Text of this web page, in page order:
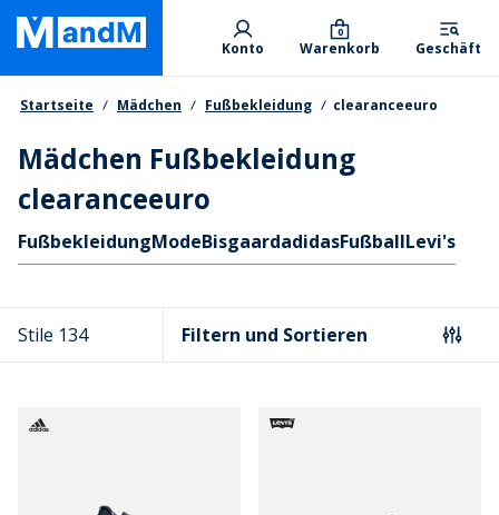
Skip
main
content
Primary departments
Konto Warenkorb
0
Geschäft
Brotkrumen
Startseite Mädchen Fußbekleidung clearanceeuro
Mädchen Fußbekleidung
clearanceeuro
Schnellzugriff
FußbekleidungModeBisgaardadidasFußballLevi's
Stile 134 Filtern und Sortieren